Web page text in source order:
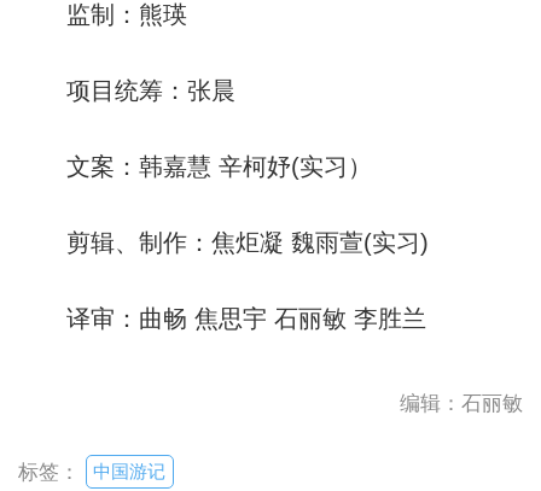
监制：熊瑛
项目统筹：张晨
文案：韩嘉慧 辛柯妤(实习）
剪辑、制作：焦炬凝 魏雨萱(实习)
译审：曲畅 焦思宇 石丽敏 李胜兰
编辑：石丽敏
标签： 中国游记